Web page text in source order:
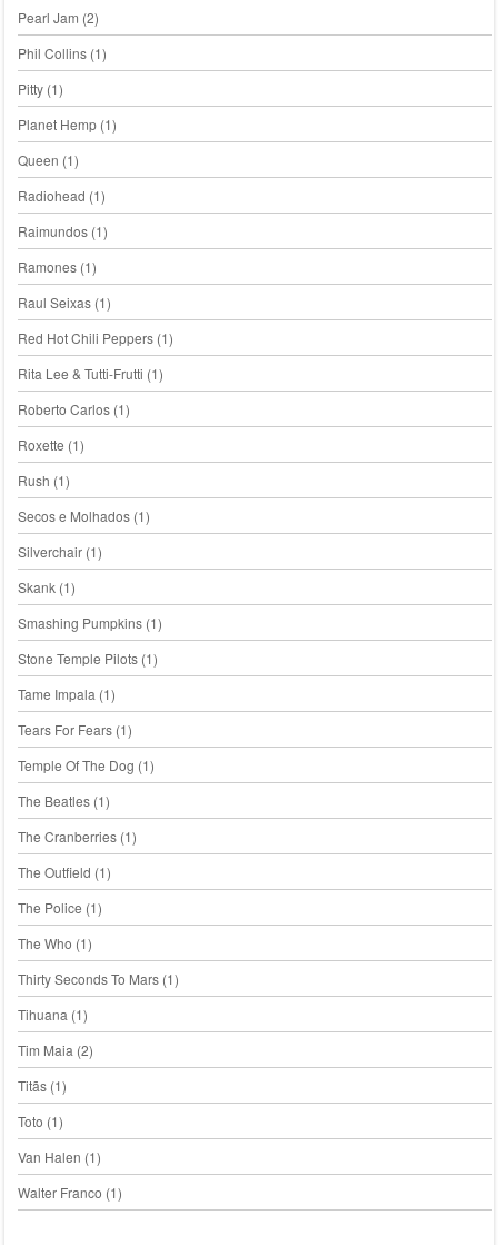
Pearl Jam (2)
Phil Collins(1)
Pitty(1)
Planet Hemp(1)
Queen (1)
Radiohead (1)
Raimundos(1)
Ramones(1)
Raul Seixas(1)
Red Hot Chili Peppers(1)
Rita Lee & Tutti-Frutti (1)
Roberto Carlos(1)
Roxette (1)
Rush (1)
Secos e Molhados(1)
Silverchair(1)
Skank(1)
Smashing Pumpkins(1)
Stone Temple Pilots(1)
Tame Impala (1)
Tears For Fears(1)
Temple Of The Dog (1)
The Beatles(1)
The Cranberries(1)
The Outfield (1)
The Police (1)
The Who (1)
Thirty Seconds To Mars(1)
Tihuana (1)
Tim Maia (2)
Titãs(1)
Toto (1)
Van Halen (1)
Walter Franco (1)